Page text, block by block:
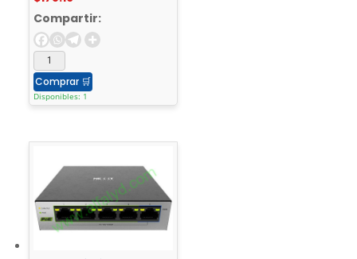
Compartir:
Comprar 🛒
Disponibles: 1